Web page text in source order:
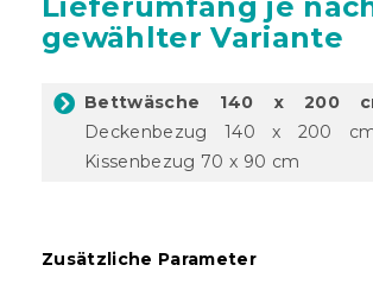
gewählter Variante
Bettwäsche 140 x 200
Deckenbezug 140 x 200
Kissenbezug 70 x 90 cm
Zusätzliche Parameter